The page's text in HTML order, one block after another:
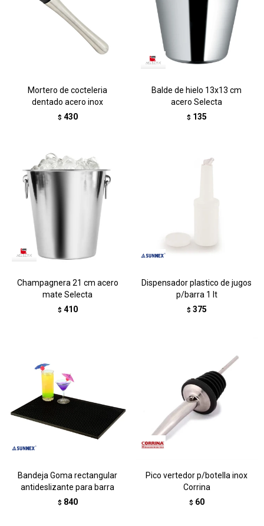
Mortero de cocteleria
dentado acero inox
$ 430
Balde de hielo 13x13 cm
acero Selecta
$ 135
Champagnera 21 cm acero
mate Selecta
$ 410
Dispensador plastico de jugos
p/barra 1 lt
$ 375
Bandeja Goma rectangular
antideslizante para barra
$ 840
Pico vertedor p/botella inox
Corrina
$ 60